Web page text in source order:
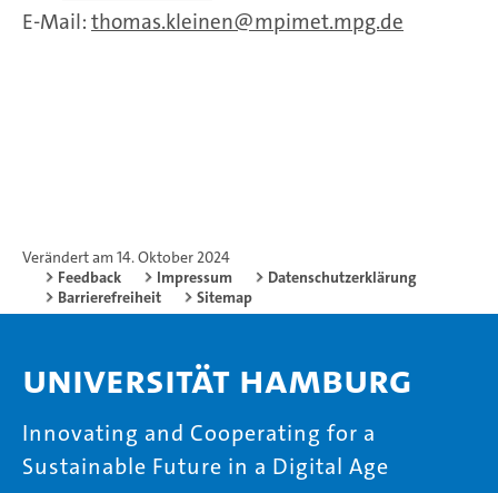
E-Mail: thomas.kleinen mpimet.mpg.de
Verändert am 14. Oktober 2024
Feedback
Impressum
Datenschutzerklärung
Barrierefreiheit
Sitemap
Universität Hamburg
Innovating and Cooperating for a
Sustainable Future in a Digital Age